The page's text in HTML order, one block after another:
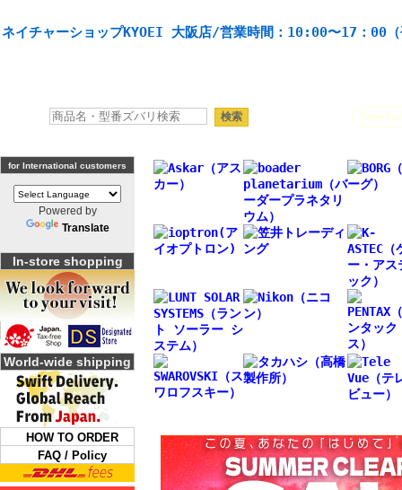
ネイチャーショップKYOEI 大阪店/営業時間：10:00〜17：00（
for International customers
Powered by
Translate
In-store shopping
World-wide shipping
HOW TO ORDER
FAQ / Policy